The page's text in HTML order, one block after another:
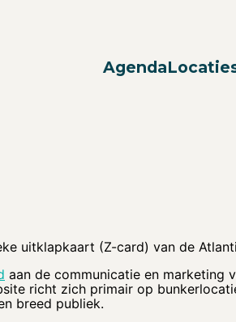
Agenda
uitklapkaart (Z-card) van de
aan de communicatie en marketing
richt zich primair op
breed publiek.